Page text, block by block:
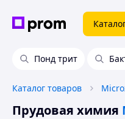
Понд трит
Каталог товаров
Прудовая химия